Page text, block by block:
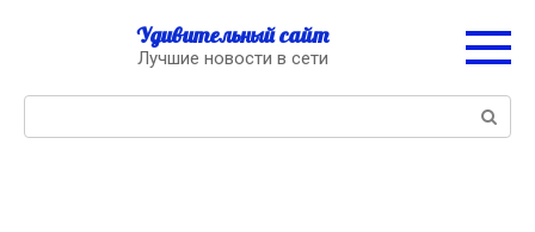
Удивительный сайт
Лучшие новости в сети